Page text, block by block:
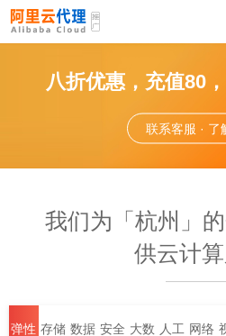
八折优惠，充值80
联系客服 · 了
我们为「杭州」
供云计
弹性 存储 数据 安全 大数 人工 网络